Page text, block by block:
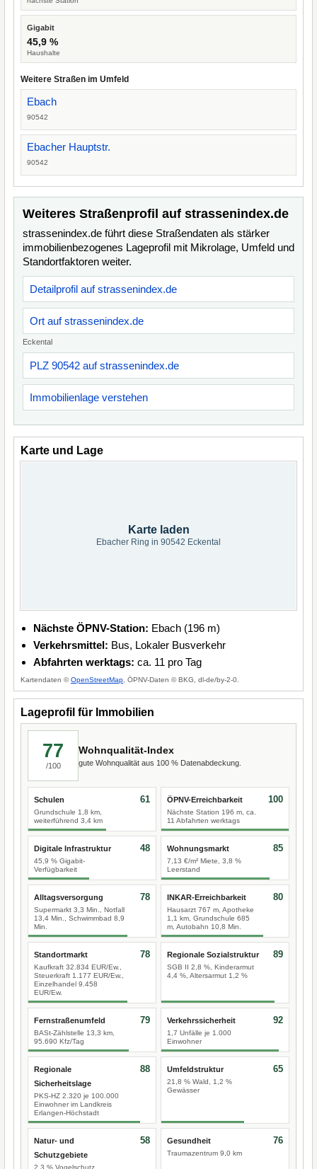
Gigabit
45,9 %
Haushalte
Weitere Straßen im Umfeld
Ebach
90542
Ebacher Hauptstr.
90542
Weiteres Straßenprofil auf strassenindex.de
strassenindex.de führt diese Straßendaten als stärker
immobilienbezogenes Lageprofil mit Mikrolage, Umfeld und
Standortfaktoren weiter.
Detailprofil auf strassenindex.de
Ort auf strassenindex.de
Eckental
PLZ 90542 auf strassenindex.de
Immobilienlage verstehen
Karte und Lage
Karte laden
Ebacher Ring in 90542 Eckental
Nächste ÖPNV-Station: Ebach (196 m)
Verkehrsmittel: Bus, Lokaler Busverkehr
Abfahrten werktags: ca. 11 pro Tag
Kartendaten ©OpenStreetMap , ÖPNV-Daten © BKG, dl-de/by-2-0.
Lageprofil für Immobilien
77
/100
Wohnqualität-Index
gute Wohnqualität aus 100 % Datenabdeckung.
Schulen
Grundschule 1,8 km,
weiterführend 3,4 km
61 ÖPNV-Erreichbarkeit
Nächste Station 196 m, ca.
11 Abfahrten werktags
100
Digitale Infrastruktur
45,9 % Gigabit-
Verfügbarkeit
48 Wohnungsmarkt
7,13 €/m² Miete, 3,8 %
Leerstand
85
Alltagsversorgung
Supermarkt 3,3 Min., Notfall
13,4 Min., Schwimmbad 8,9
Min.
78 INKAR-Erreichbarkeit
Hausarzt 767 m, Apotheke
1,1 km, Grundschule 685
m, Autobahn 10,8 Min.
80
Standortmarkt
Kaufkraft 32.834 EUR/Ew.,
Steuerkraft 1.177 EUR/Ew.,
Einzelhandel 9.458
EUR/Ew.
78 Regionale Sozialstruktur
SGB II 2,8 %, Kinderarmut
4,4 %, Altersarmut 1,2 %
89
Fernstraßenumfeld
BASt-Zählstelle 13,3 km,
95.690 Kfz/Tag
79 Verkehrssicherheit
1,7 Unfälle je 1.000
Einwohner
92
Regionale
Sicherheitslage
PKS-HZ 2.320 je 100.000
Einwohner im Landkreis
Erlangen-Höchstadt
88 Umfeldstruktur
21,8 % Wald, 1,2 %
Gewässer
65
Natur- und
Schutzgebiete
2,3 % Vogelschutz
58 Gesundheit
Traumazentrum 9,0 km
76